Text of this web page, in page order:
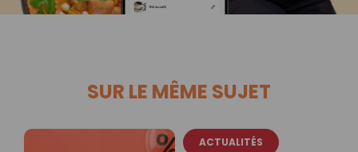
SUR LE MÊME SUJET
ACTUALITÉS